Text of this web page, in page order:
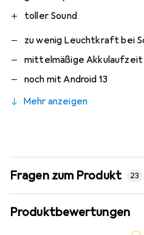
toller Sound
zu wenig Leuchtkraft bei
mittelmäßige Akkulaufzeit
noch mit Android 13
Mehr anzeigen
Fragen zum Produkt 23
Produktbewertungen